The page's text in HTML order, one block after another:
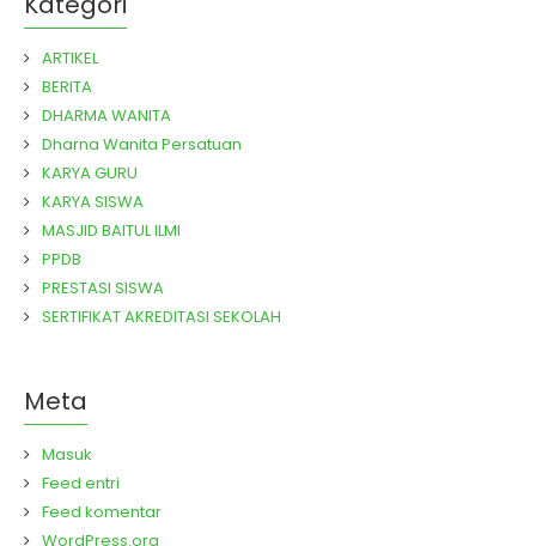
ARTIKEL
BERITA
DHARMA WANITA
Dharna Wanita Persatuan
KARYA GURU
KARYA SISWA
MASJID BAITUL ILMI
PPDB
PRESTASI SISWA
SERTIFIKAT AKREDITASI SEKOLAH
Meta
Masuk
Feed entri
Feed komentar
WordPress.org